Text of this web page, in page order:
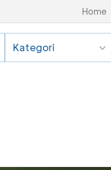
Home
Kategori